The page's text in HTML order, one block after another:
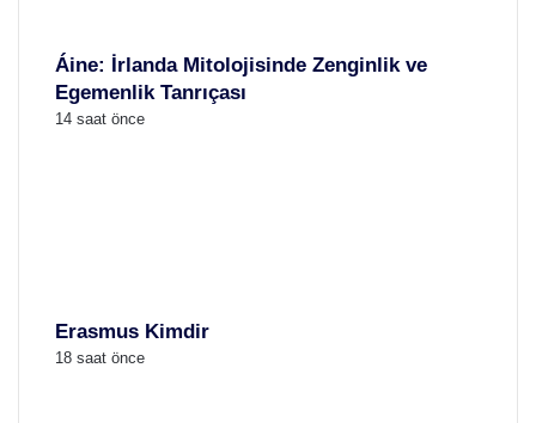
Áine: İrlanda Mitolojisinde Zenginlik ve
Egemenlik Tanrıçası
14 saat önce
Erasmus Kimdir
18 saat önce